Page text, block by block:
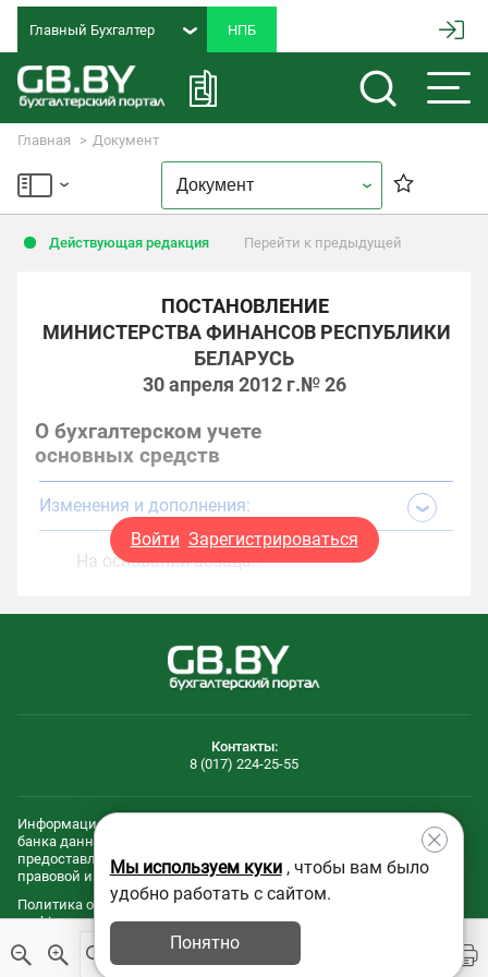
Главный Бухгалтер
Главная Документ
Действующая редакция Перейти к предыдущей
ПОСТАНОВЛЕНИЕ
МИНИСТЕРСТВА ФИНАНСОВ РЕСПУБЛИКИ
БЕЛАРУСЬ
30 апреля 2012 г.№ 26
О бухгалтерском учете
основных средств
Изменения и дополнения:
На основании абзаца…
Войти Зарегистрироваться
Мы используем куки, чтобы вам было
удобно работать с сайтом.
Понятно
Контакты:
8 (017) 224-25-55
Информационные и технологическиe составляющие эталонного
банка данных правовой информации Республики Беларусь
предоставлены Национальным центром законодательства и
правовой информации Республики Беларусь.
Политика обработки файлов
cookie
Политика обработки персональных
данных
© 2005 - 2026 ООО "Агентство Владимира Гревцова"